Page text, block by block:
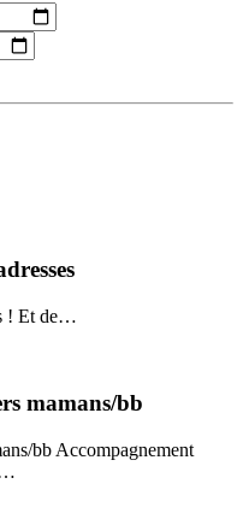
! Et de…
mamans/bb
bb Accompagnement